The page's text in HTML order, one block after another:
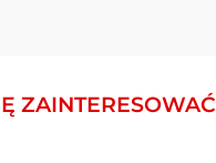
ZAINTERESOWAĆ